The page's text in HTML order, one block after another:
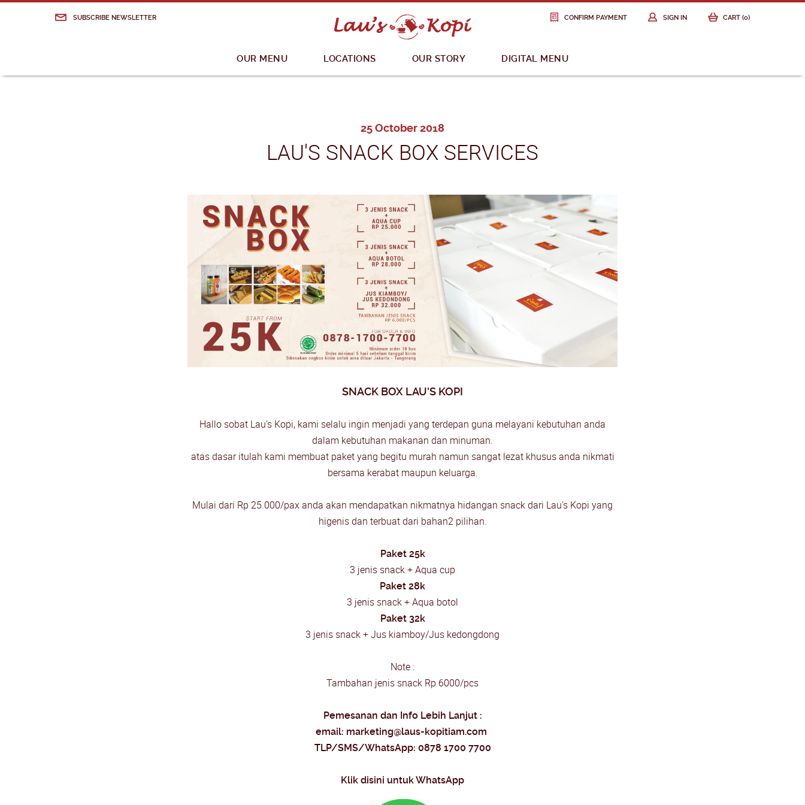
SUBSCRIBE NEWSLETTER CONFIRM PAYMENT SIGN IN CART (0)
OUR MENU LOCATIONS OUR STORY DIGITAL MENU
25 October 2018
LAU'S SNACK BOX SERVICES
SNACK BOX LAU'S KOPI
Hallo sobat Lau's Kopi, kami selalu ingin menjadi yang terdepan guna melayani kebutuhan anda
dalam kebutuhan makanan dan minuman.
atas dasar itulah kami membuat paket yang begitu murah namun sangat lezat khusus anda nikmati
bersama kerabat maupun keluarga.
Mulai dari Rp 25.000/pax anda akan mendapatkan nikmatnya hidangan snack dari Lau's Kopi yang
higenis dan terbuat dari bahan2 pilihan.
Paket 25k
3 jenis snack + Aqua cup
Paket 28k
3 jenis snack + Aqua botol
Paket 32k
3 jenis snack + Jus kiamboy/Jus kedongdong
Note :
Tambahan jenis snack Rp 6000/pcs
Pemesanan dan Info Lebih Lanjut :
email: marketing@laus-kopitiam.com
TLP/SMS/WhatsApp: 0878 1700 7700
Klik disini untuk WhatsApp